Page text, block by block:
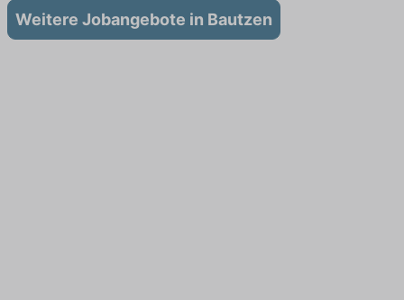
Weitere Jobangebote in Bautzen